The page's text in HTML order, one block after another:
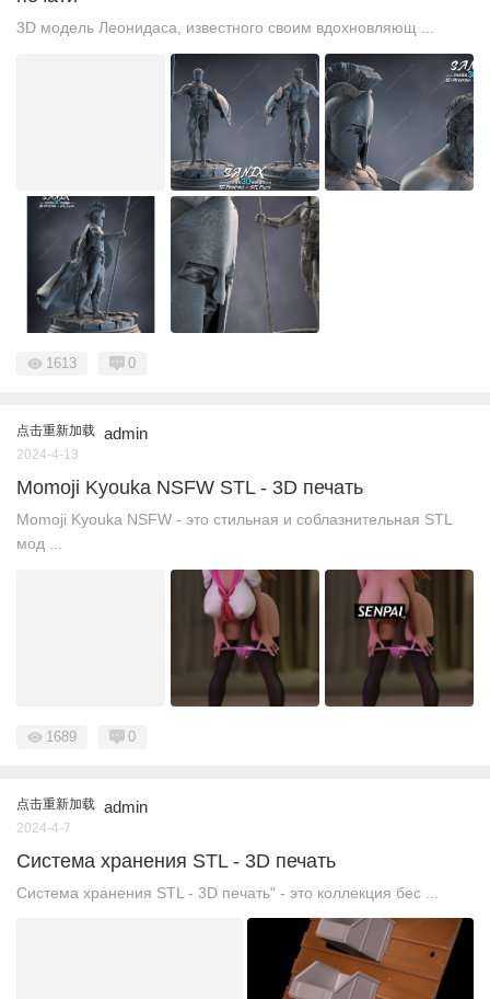
3D модель Леонидаса, известного своим вдохновляющ ...
1613 0
点击重新加载 admin
2024-4-13
Momoji Kyouka NSFW STL - 3D печать
Momoji Kyouka NSFW - это стильная и соблазнительная STL
мод ...
1689 0
点击重新加载 admin
2024-4-7
Система хранения STL - 3D печать
Система хранения STL - 3D печать" - это коллекция бес ...